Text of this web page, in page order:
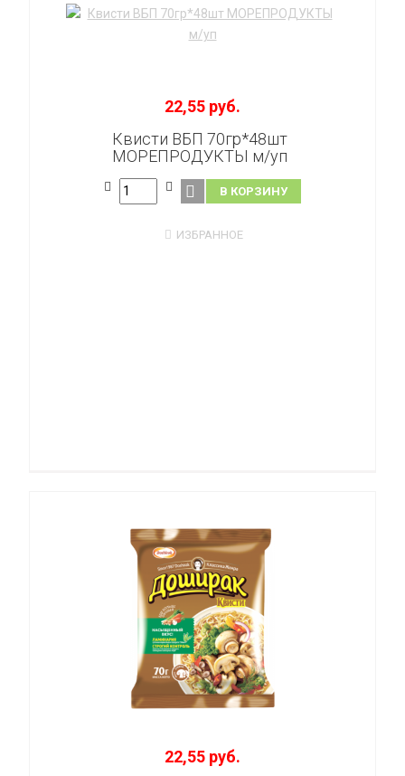
22,55 руб.
Квисти ВБП 70гр*48шт
МОРЕПРОДУКТЫ м/уп
В КОРЗИНУ
ИЗБРАННОЕ
22,55 руб.